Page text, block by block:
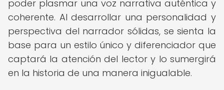
poder plasmar una voz narrativa auténtica y
coherente. Al desarrollar una personalidad y
perspectiva del narrador sólidas, se sienta la
base para un estilo único y diferenciador que
captará la atención del lector y lo sumergirá
en la historia de una manera inigualable.